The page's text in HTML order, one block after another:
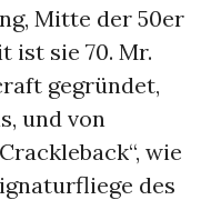
Mitte der 50er
ist sie 70. Mr.
gegründet,
und von
wie
des